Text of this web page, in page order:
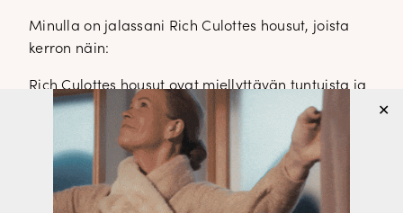
Minulla on jalassani Rich Culottes housut, joista
kerron näin:
Rich Culottes housut ovat miellyttävän tuntuista ja
ohuehkoa puuvilla/elastania. Housut ylettyvät
edestä juuri navan yläpuolelle, selkäpuolelta
housut ovat korkeammat. Edessä ja takana on
taskut. Housut ovat istuvat lantiosta ja lahkeet ovat
suorat ja loppuvat noin nilkkaluun kohdalle.
✕